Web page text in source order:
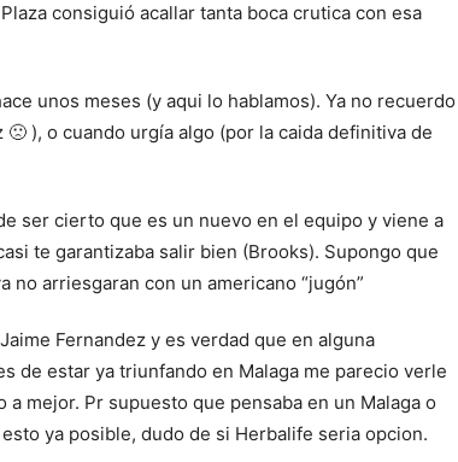
consiguió acallar tanta boca crutica con esa
unos meses (y aqui lo hablamos). Ya no recuerdo
), o cuando urgía algo (por la caida definitiva de
ser cierto que es un nuevo en el equipo y viene a
te garantizaba salir bien (Brooks). Supongo que
no arriesgaran con un americano “jugón”
Fernandez y es verdad que en alguna
de estar ya triunfando en Malaga me parecio verle
mejor. Pr supuesto que pensaba en un Malaga o
ya posible, dudo de si Herbalife seria opcion.